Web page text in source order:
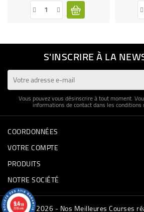
S'INSCRIRE À LA
Vous pouvez vous désinscrire à tout moment.
informations de contact dans les
COORDONNÉES
VOTRE COMPTE
PRODUITS
NOTRE SOCIÉTÉ
© 2026 - Nos Meilleures Courses
9.4/10
3335 avis